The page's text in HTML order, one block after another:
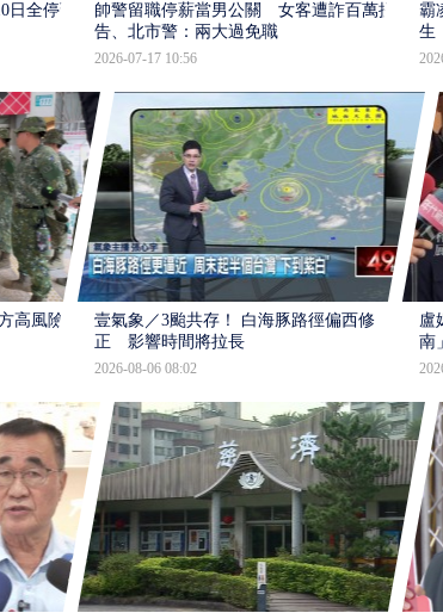
全停班
帥警留職停薪當男公關 女客遭詐百萬提
告、北市警：兩大過免職
2026-07-17 10:56
霸
生
高風險」
壹氣象／3颱共存！ 白海豚路徑偏西修
正 影響時間將拉長
2026-08-06 08:02
盧
南